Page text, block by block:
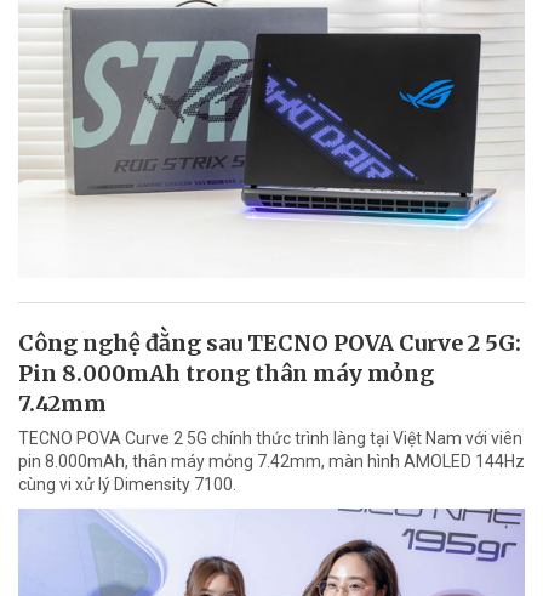
Công nghệ đằng sau TECNO POVA Curve 2 5G:
Pin 8.000mAh trong thân máy mỏng
7.42mm
TECNO POVA Curve 2 5G chính thức trình làng tại Việt Nam với viên
pin 8.000mAh, thân máy mỏng 7.42mm, màn hình AMOLED 144Hz
cùng vi xử lý Dimensity 7100.